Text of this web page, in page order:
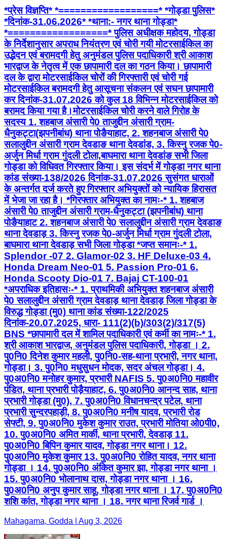
*प्रेस विज्ञप्ति* *==================* *गोड्डा पुलिस*
*दिनांक-31.06.2026* *थाना:- नगर थाना गोड्डा*
*==================* पुलिस अधीक्षक महोदय, गोड्डा
के निर्देशानुसार अपराध नियंत्रण एवं चोरी गयी मोटरसाईकिल का
उद्भेदन एवं बरामदगी हेतु अनुमंडल पुलिस पदाधिकारी श्री आकाश
भारद्वाज के नेतृत्व में एक छापामारी दल का गठन किया। छापामारी
दल के द्वारा मोटरसाईकिल चोरों की गिरफ्तारी एवं चोरी गई
मोटरसाईकिल बरामदगी हेतु आसूचना संकलन एवं सघन छापामारी
कर दिनांक-31.07.2026 को कुल 18 विभिन्न मोटरसाईकिल को
बरामद किया गया है।मोटरसाईकिल चोरी करने वाले गिरोह के
सदस्य 1. शहबाज अंसारी पे0 ताजुद्दीन अंसारी ग्राम-
धैनुकट्टा(झपनीबांध) थाना पोङैयाहाट, 2. शहनबाज अंसारी पे0
सलालुद्दीन अंसारी ग्राम देवडाङ थाना देवडांड, 3. किस्नु रजक पे0-
अर्जुन मिर्धा ग्राम गुंदली टोला,बाघमारा थाना देवडांङ सभी जिला
गोड्डा को विधिवत गिरफ्तार किया। इस संदर्भ में गोड्डा नगर थाना
कांड संख्या-138/2026 दिनांक-31.07.2026 सुसंगत धाराओं
के अन्तर्गत दर्ज करते हुए गिरफ्तार अभियुक्तों को न्यायिक हिरासत
में भेजा जा रहा है। *गिरफ्तार अभियुक्त का नामः-* 1. शहबाज
अंसारी पे0 ताजुद्दीन अंसारी ग्राम-धैनुकट्टा (झपनीबांध) थाना
पोङैयाहाट 2. शहनबाज अंसारी पे0 सलालुद्दीन अंसारी ग्राम देवडाङ
थाना देवडाड़ 3. किस्नु रजक पे0-अर्जुन मिर्धा ग्राम गुंदली टोला,
बाघमारा थाना देवडाड़ सभी जिला गोड्डा *जप्त समानः-* 1.
Splendor -07 2. Glamor-02 3. HF Deluxe-03 4.
Honda Dream Neo-01 5. Passion Pro-01 6.
Honda Scooty Dio-01 7. Bajaj CT-100-01
*अपराधिक इतिहासः-* 1. प्राथमिकी अभियुक्त शहनबाज अंसारी
पे0 सलालुद्दीन अंसारी ग्राम देवडाड़ थाना देवडाड़ जिला गोड्डा के
विरुद्ध गोड्डा (मु0) थाना कांड संख्या-122/2025
दिनांक-20.07.2025, धारा- 111(2)(b)/303(2)/317(5)
BNS *छापामारी दल में शामिल पदाधिकारी एवं कर्मी का नामः-* 1.
श्री आकाश भारद्वाज, अनुमंडल पुलिस पदाधिकारी, गोड्डा । 2.
पु0नि0 दिनेश कुमार महली, पु0नि0-सह-थाना प्रभारी, नगर थाना,
गोड्डा। 3. पु0नि0 मधुसुधन मोदक, सदर अंचल गोड्डा। 4.
पु0अ0नि0 मनोहर कुमार, प्रभारी NAFIS 5. पु0अ0नि0 महावीर
पंडित, थाना प्रभारी पोड़ैयाहाट, 6. पु0अ0नि0 आनन्द साह, थाना
प्रभारी गोड्डा (मु0), 7. पु0अ0नि0 विधानचन्द्र पटेल, थाना
प्रभारी सुन्दरपहाड़ी, 8. पु0अ0नि0 मनीष यादव, प्रभारी रोड
सेफ्टी, 9. पु0अ0नि0 मुकेश कुमार राउत, प्रभारी मोतिया ओ0पी0,
10. पु0अ0नि0 अमित मार्की, थाना प्रभारी, देवडाड़ 11.
पु0अ0नि0 बिपिन कुमार यादव, गोड्डा नगर थाना। 12.
पु0अ0नि0 मुकेश कुमार 13. पु0अ0नि0 रोहित यादव, नगर थाना
गोड्डा । 14. पु0अ0नि0 अंकित कुमार झा, गोड्डा नगर थाना ।
15. पु0अ0नि0 भोलानाथ दास, गोड्डा नगर थाना । 16.
पु0अ0नि0 अनुप कुमार साहू, गोड्डा नगर थाना । 17. पु0अ0नि0
शशि कांत, गोड्डा नगर थाना । 18. नगर थाना रिजर्व गार्ड ।
Mahagama, Godda | Aug 3, 2026